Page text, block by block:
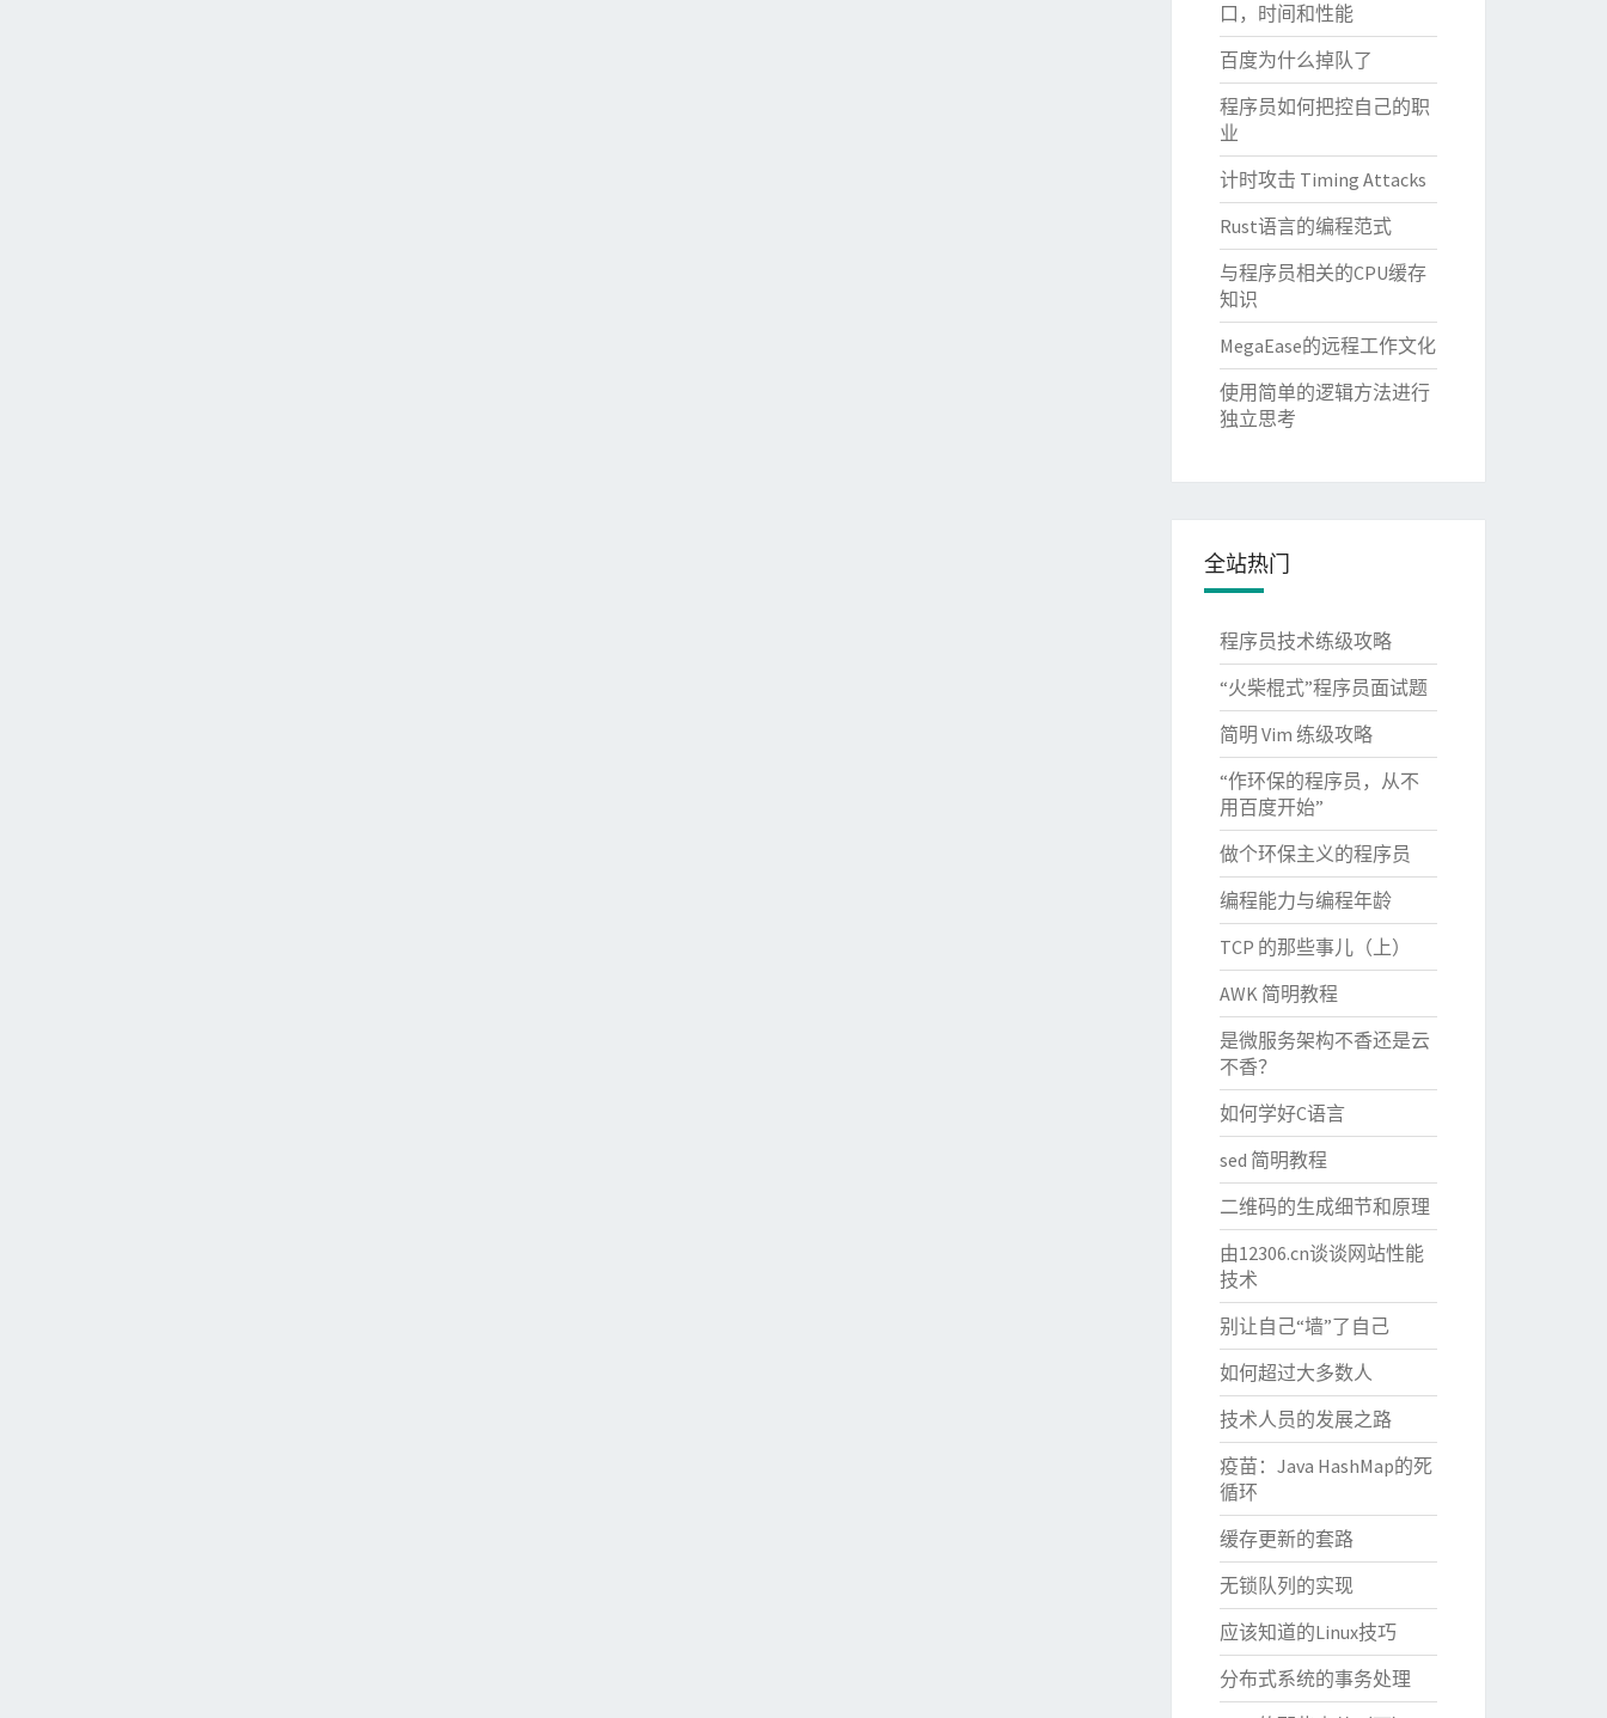
口，时间和性能
百度为什么掉队了
程序员如何把控自己的职
业
计时攻击 Timing Attacks
Rust语言的编程范式
与程序员相关的CPU缓存
知识
MegaEase的远程工作文化
使用简单的逻辑方法进行
独立思考
全站热门
程序员技术练级攻略
“火柴棍式”程序员面试题
简明 Vim 练级攻略
“作环保的程序员，从不
用百度开始”
做个环保主义的程序员
编程能力与编程年龄
TCP 的那些事儿（上）
AWK 简明教程
是微服务架构不香还是云
不香？
如何学好C语言
sed 简明教程
二维码的生成细节和原理
由12306.cn谈谈网站性能
技术
别让自己“墙”了自己
如何超过大多数人
技术人员的发展之路
疫苗：Java HashMap的死
循环
缓存更新的套路
无锁队列的实现
应该知道的Linux技巧
分布式系统的事务处理